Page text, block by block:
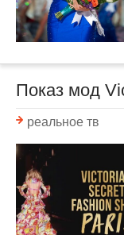
Показ мод
реальное тв